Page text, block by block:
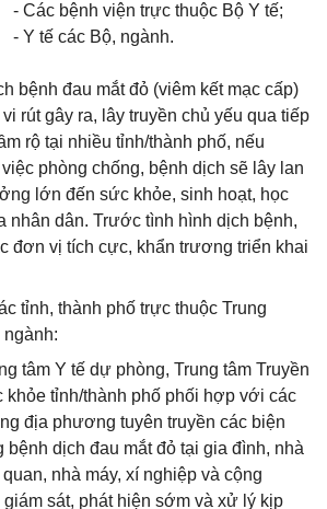
- Các bệnh viện trực thuộc Bộ Y tế;
- Y tế các Bộ, ngành.
bệnh đau mắt đỏ (viêm kết mạc cấp)
rút gây ra, lây truyền chủ yếu qua tiếp
rộ tại nhiều tỉnh/thành phố, nếu
phòng chống, bệnh dịch sẽ lây lan
lớn đến sức khỏe, sinh hoạt, học
nhân dân. Trước tình hình dịch bệnh,
đơn vị tích cực, khẩn trương triển khai
tỉnh, thành phố trực thuộc Trung
tâm Y tế dự phòng, Trung tâm Truyền
khỏe tỉnh/thành phố phối hợp với các
địa phương tuyên truyền các biện
bệnh dịch đau mắt đỏ tại gia đình, nhà
nhà máy, xí nghiệp và cộng
sát, phát hiện sớm và xử lý kịp